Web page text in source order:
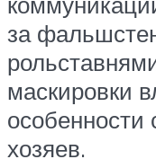
за
маскировки
особенности
хозяев.